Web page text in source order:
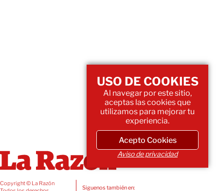
Copyright © La Razón
Siguenos también en:
USO DE COOKIES
Al navegar por este sitio,
aceptas las cookies que
utilizamos para mejorar tu
experiencia.
Acepto Cookies
Aviso de privacidad